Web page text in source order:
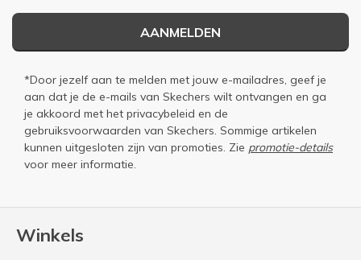
Winkels
AANMELDEN
*Door jezelf aan te melden met jouw e-mailadres, geef je
aan dat je de e-mails van Skechers wilt ontvangen en ga
je akkoord met het privacybeleid en de
gebruiksvoorwaarden van Skechers. Sommige artikelen
kunnen uitgesloten zijn van promoties. Zie promotie-details
voor meer informatie.